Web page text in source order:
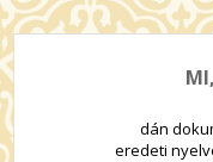
dán
eredeti